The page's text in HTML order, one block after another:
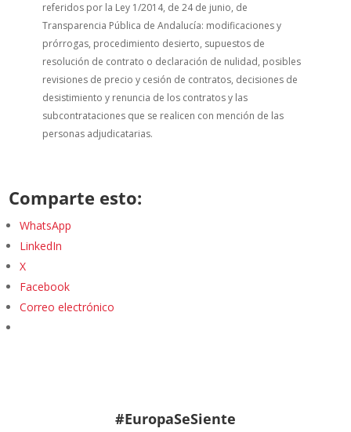
referidos por la Ley 1/2014, de 24 de junio, de
Transparencia Pública de Andalucía: modificaciones y
prórrogas, procedimiento desierto, supuestos de
resolución de contrato o declaración de nulidad, posibles
revisiones de precio y cesión de contratos, decisiones de
desistimiento y renuncia de los contratos y las
subcontrataciones que se realicen con mención de las
personas adjudicatarias.
Comparte esto:
WhatsApp
LinkedIn
X
Facebook
Correo electrónico
#EuropaSeSiente